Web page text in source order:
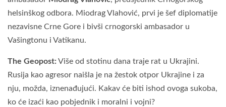
helsinškog odbora. Miodrag Vlahović, prvi je šef diplomatije
nezavisne Crne Gore i bivši crnogorski ambasador u
Vašingtonu i Vatikanu.
The Geopost:Više od stotinu dana traje rat u Ukrajini.
Rusija kao agresor naišla je na žestok otpor Ukrajine i za
nju, možda, iznenađujući. Kakav će biti ishod ovoga sukoba,
ko će izaći kao pobjednik i moralni i vojni?